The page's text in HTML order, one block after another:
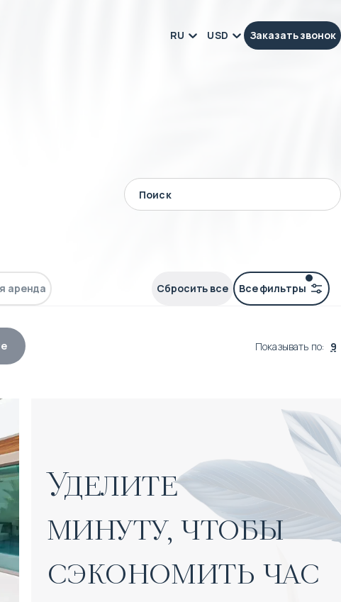
RU USD Заказать звонок
аренда Сбросить все Все фильтры
Показывать по: 9
Уделите
минуту, чтобы
сэкономить час